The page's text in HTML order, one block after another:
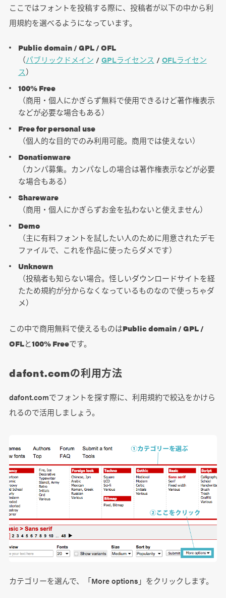
ここではフォントを投稿する際に、投稿者が以下の中から利
用規約を選べるようになっています。
Public domain / GPL / OFL
（パブリックドメイン / GPLライセンス / OFLライセン
ス）
100% Free
（商用・個人にかぎらず無料で使用できるけど著作権表示
などが必要な場合もある）
Free for personal use
（個人的な目的でのみ利用可能。商用では使えない）
Donationware
（カンパ募集。カンパなしの場合は著作権表示などが必要
な場合もある）
Shareware
（商用・個人にかぎらずお金を払わないと使えません）
Demo
（主に有料フォントを試したい人のために用意されたデモ
ファイルで、これを作品に使ったらダメです）
Unknown
（投稿者も知らない場合。怪しいダウンロードサイトを経
たため規約が分からなくなっているものなので使っちゃダ
メ）
この中で商用無料で使えるものはPublic domain / GPL /
OFLと100% Freeです。
dafont.comの利用方法
dafont.comでフォントを探す際に、利用規約で絞込をかけら
れるので活用しましょう。
カテゴリーを選んで、「More options」をクリックします。